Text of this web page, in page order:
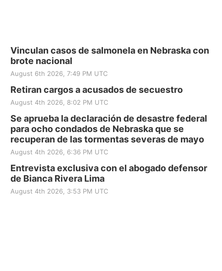
Vinculan casos de salmonela en Nebraska con
brote nacional
August 6th 2026, 7:49 PM UTC
Retiran cargos a acusados de secuestro
August 4th 2026, 8:02 PM UTC
Se aprueba la declaración de desastre federal
para ocho condados de Nebraska que se
recuperan de las tormentas severas de mayo
August 4th 2026, 6:36 PM UTC
Entrevista exclusiva con el abogado defensor
de Bianca Rivera Lima
August 4th 2026, 3:53 PM UTC